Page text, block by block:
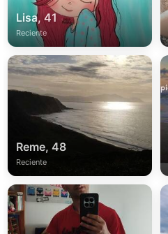
Lisa, 41
Reciente
Reme, 48
Reciente